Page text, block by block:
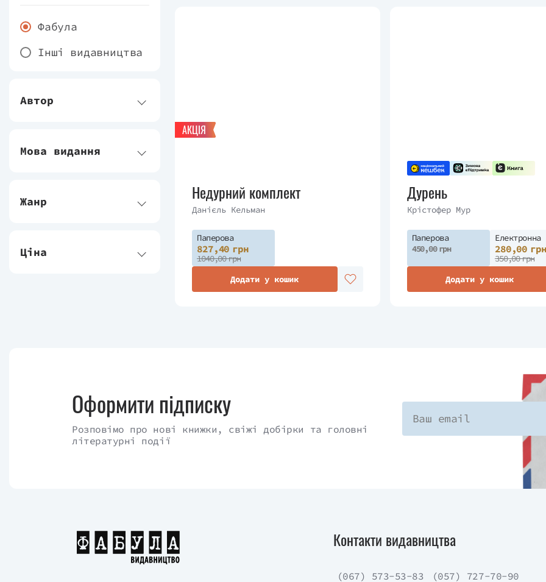
Фабула
Інші видавництва
Автор
Мова видання
Жанр
Ціна
АКЦІЯ
Недурний комплект
Данієль Кельман
Паперова
827,40 грн
1040,00 грн
Додати у кошик
Дурень
Крістофер Мур
Паперова
450,00 грн
Електронна
280,00 грн
350,00 грн
Додати у кошик
Оформити підписку
Розповімо про нові книжки, свіжі добірки та головні
літературні події
Контакти видавництва
(067) 573-53-83 (057) 727-70-90